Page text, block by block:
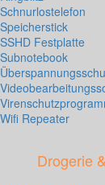
Schnurlostelefon
Speicherstick
SSHD Festplatte
Subnotebook
Wifi Repeater
Drogerie